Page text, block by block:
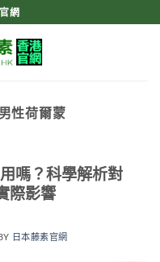
網
男性荷爾蒙
嗎？科學解析對
際影響
日本藤素官網